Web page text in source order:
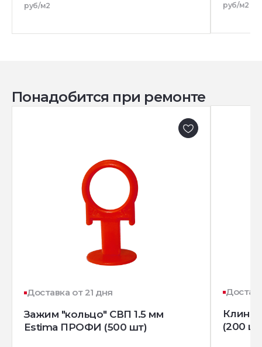
руб/м2 руб/м2
Понадобится при ремонте
Доставка от 21 дня
Зажим "кольцо" СВП 1.5 мм
Estima ПРОФИ (500 шт)
Клин
(200